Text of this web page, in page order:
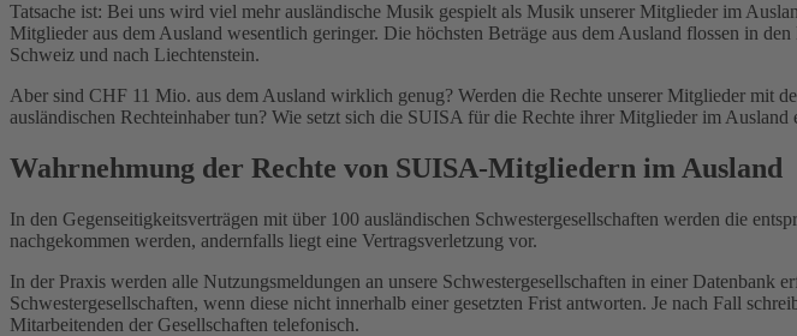
Tatsache ist: Bei uns wird viel mehr ausländische Musik gespielt als Musik unserer Mitglieder im
Mitglieder aus dem Ausland wesentlich geringer. Die höchsten Beträge aus dem Ausland flossen in
Schweiz und nach Liechtenstein.
Aber sind CHF 11 Mio. aus dem Ausland wirklich genug? Werden die Rechte unserer Mitglieder mit
ausländischen Rechteinhaber tun? Wie setzt sich die SUISA für die Rechte ihrer Mitglieder im Ausland
Wahrnehmung der Rechte von SUISA-Mitgliedern im Ausland
In den Gegenseitigkeitsverträgen mit über 100 ausländischen Schwestergesellschaften werden die
nachgekommen werden, andernfalls liegt eine Vertragsverletzung vor.
In der Praxis werden alle Nutzungsmeldungen an unsere Schwestergesellschaften in einer Datenbank
Schwestergesellschaften, wenn diese nicht innerhalb einer gesetzten Frist antworten. Je nach Fall
Mitarbeitenden der Gesellschaften telefonisch.